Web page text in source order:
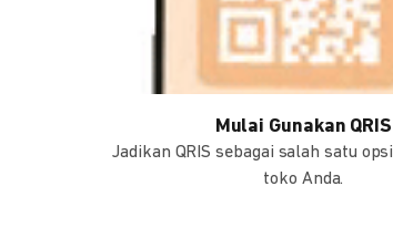
Mulai Gunakan QRIS
Jadikan QRIS sebagai salah satu
toko Anda.